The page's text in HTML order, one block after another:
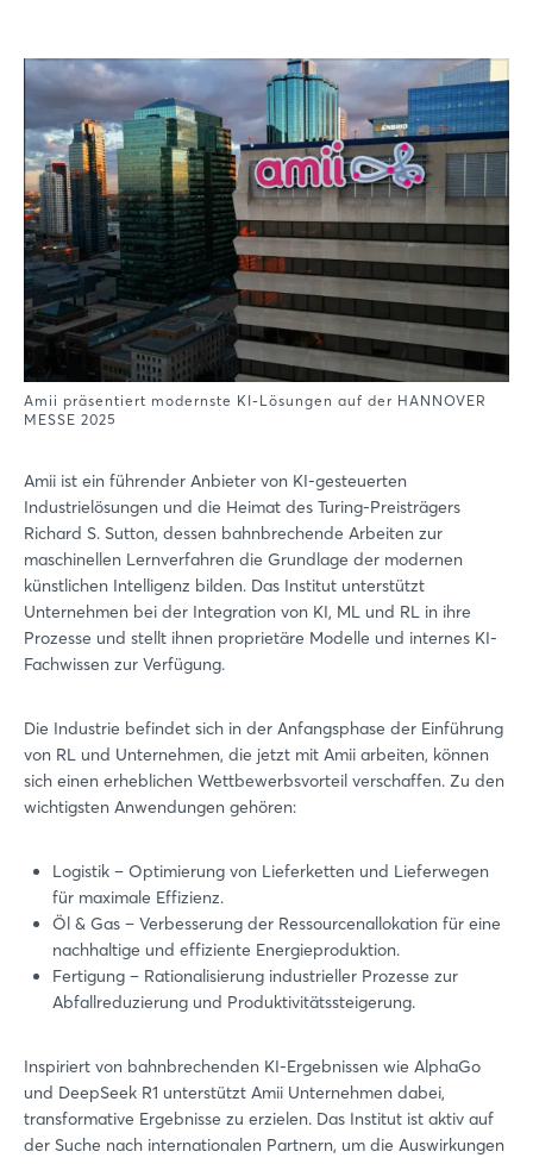
Amii präsentiert modernste KI-Lösungen auf der HANNOVER
MESSE 2025
Amii ist ein führender Anbieter von KI-gesteuerten
Industrielösungen und die Heimat des Turing-Preisträgers
Richard S. Sutton, dessen bahnbrechende Arbeiten zur
maschinellen Lernverfahren die Grundlage der modernen
künstlichen Intelligenz bilden. Das Institut unterstützt
Unternehmen bei der Integration von KI, ML und RL in ihre
Prozesse und stellt ihnen proprietäre Modelle und internes KI-
Fachwissen zur Verfügung.
Die Industrie befindet sich in der Anfangsphase der Einführung
von RL und Unternehmen, die jetzt mit Amii arbeiten, können
sich einen erheblichen Wettbewerbsvorteil verschaffen. Zu den
wichtigsten Anwendungen gehören:
Logistik – Optimierung von Lieferketten und Lieferwegen
für maximale Effizienz.
Öl & Gas – Verbesserung der Ressourcenallokation für eine
nachhaltige und effiziente Energieproduktion.
Fertigung – Rationalisierung industrieller Prozesse zur
Abfallreduzierung und Produktivitätssteigerung.
Inspiriert von bahnbrechenden KI-Ergebnissen wie AlphaGo
und DeepSeek R1 unterstützt Amii Unternehmen dabei,
transformative Ergebnisse zu erzielen. Das Institut ist aktiv auf
der Suche nach internationalen Partnern, um die Auswirkungen